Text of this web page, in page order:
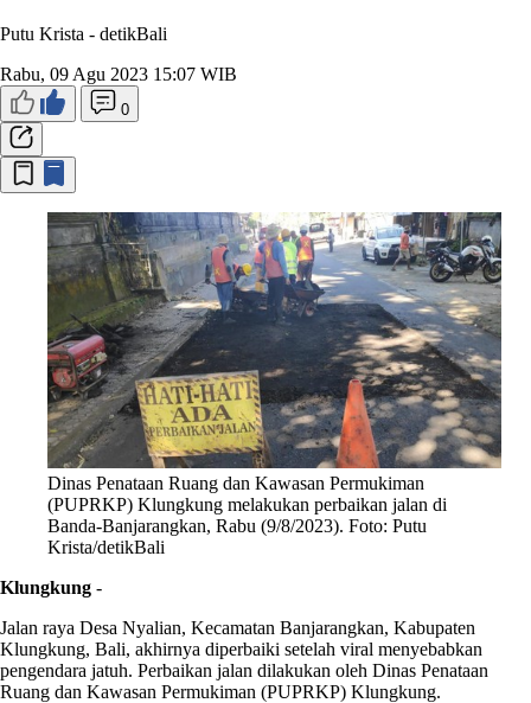
Putu Krista - detikBali
Rabu, 09 Agu 2023 15:07 WIB
0
Dinas Penataan Ruang dan Kawasan Permukiman
(PUPRKP) Klungkung melakukan perbaikan jalan di
Banda-Banjarangkan, Rabu (9/8/2023). Foto: Putu
Krista/detikBali
Klungkung -
Jalan raya Desa Nyalian, Kecamatan Banjarangkan, Kabupaten
Klungkung, Bali, akhirnya diperbaiki setelah viral menyebabkan
pengendara jatuh. Perbaikan jalan dilakukan oleh Dinas Penataan
Ruang dan Kawasan Permukiman (PUPRKP) Klungkung.